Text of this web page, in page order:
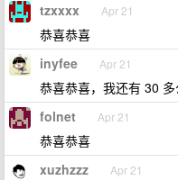
tzxxxx Apr 21
恭喜恭喜
inyfee Apr 21
恭喜恭喜，我还有 30 多
folnet Apr 21
恭喜恭喜
xuzhzzz Apr 21